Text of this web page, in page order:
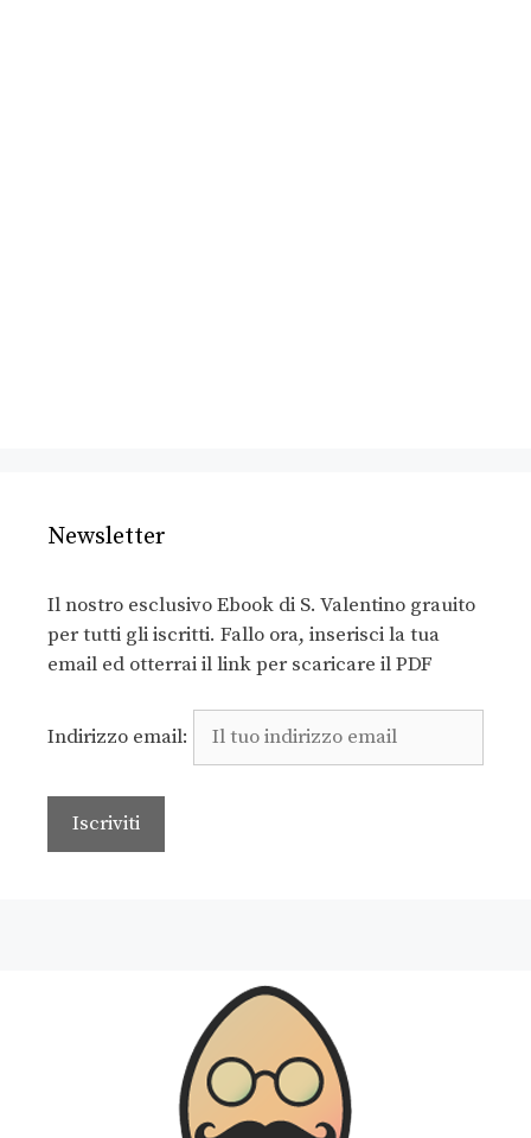
Newsletter
Il nostro esclusivo Ebook di S. Valentino grauito
per tutti gli iscritti. Fallo ora, inserisci la tua
email ed otterrai il link per scaricare il PDF
Indirizzo email: